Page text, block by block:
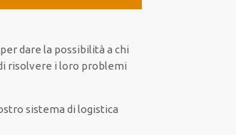
perdare la possibilità a chi
risolvere i loro problemi
sistema di logistica